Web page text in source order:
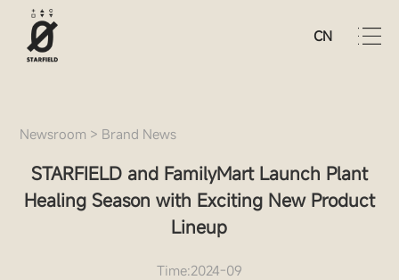
CN
Newsroom > Brand News
STARFIELD and FamilyMart Launch Plant
Healing Season with Exciting New Product
Lineup
Time:2024-09